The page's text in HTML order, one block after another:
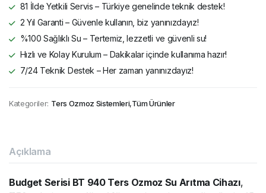
81 İlde Yetkili Servis – Türkiye genelinde teknik destek!
2 Yıl Garanti – Güvenle kullanın, biz yanınızdayız!
%100 Sağlıklı Su – Tertemiz, lezzetli ve güvenli su!
Hızlı ve Kolay Kurulum – Dakikalar içinde kullanıma hazır!
7/24 Teknik Destek – Her zaman yanınızdayız!
Kategoriler: Ters Ozmoz Sistemleri,Tüm Ürünler
Açıklama
Budget Serisi BT 940 Ters Ozmoz Su Arıtma Cihazı,